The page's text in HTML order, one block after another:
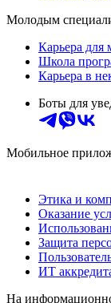
Молодым
Карьера для
Школа
Карьера в
Боты для
Мобильное
Этика и
Оказание
Защита
ИТ
На